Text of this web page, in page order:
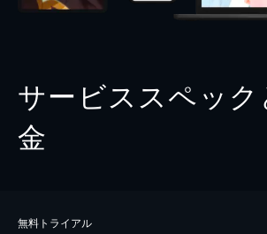
サービススペック
金
無料トライアル